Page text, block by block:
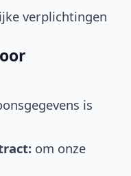
verplichtingen
is
om onze